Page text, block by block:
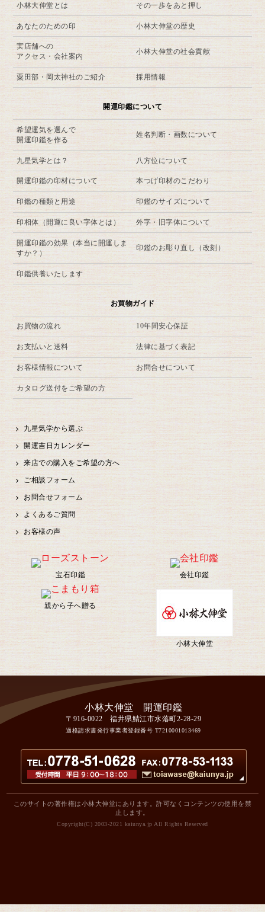
小林大伸堂とは その一歩をあと押し
あなたのための印 小林大伸堂の歴史
実店舗への
アクセス・会社案内
小林大伸堂の社会貢献
粟田部・岡太神社のご紹介 採用情報
開運印鑑について
希望運気を選んで
開運印鑑を作る
姓名判断・画数について
九星気学とは？ 八方位について
開運印鑑の印材について 本つげ印材のこだわり
印鑑の種類と用途 印鑑のサイズについて
印相体（開運に良い字体とは） 外字・旧字体について
開運印鑑の効果（本当に開運しま
すか？）
印鑑のお彫り直し（改刻）
印鑑供養いたします
お買物ガイド
お買物の流れ 10年間安心保証
お支払いと送料 法律に基づく表記
お客様情報について お問合せについて
カタログ送付をご希望の方
九星気学から選ぶ
開運吉日カレンダー
来店での購入をご希望の方へ
ご相談フォーム
お問合せフォーム
よくあるご質問
お客様の声
宝石印鑑 会社印鑑
親から子へ贈る
小林大伸堂
〒916-0022 福井県鯖江市水落町2-28-29
適格請求書発行事業者登録番号 T7210001013469
このサイトの著作権は小林大伸堂にあります。許可なくコンテンツの使用を禁
止します。
Copyright(C) 2003-2021 kaiunya.jp All Rights Reserved